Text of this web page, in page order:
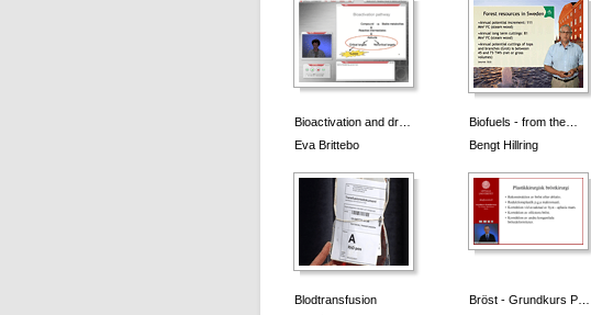
Bioactivation and dr…
Eva Brittebo
Biofuels - from the…
Bengt Hillring
Blodtransfusion
Bröst - Grundkurs P…